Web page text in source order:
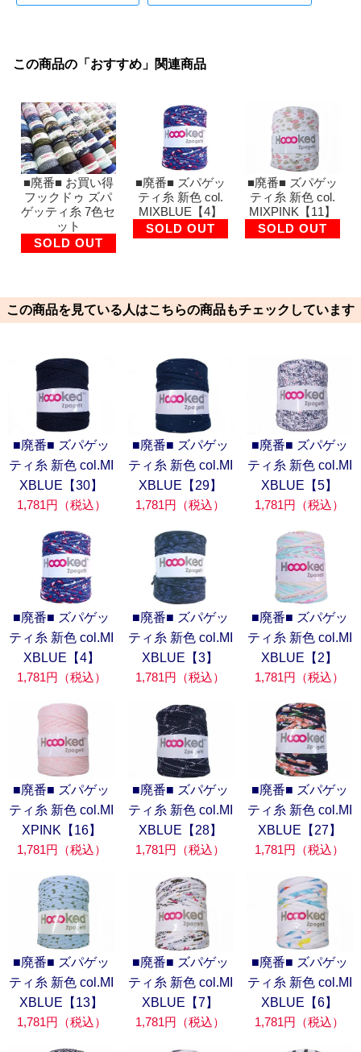
この商品の「おすすめ」関連商品
■廃番■ お買い得
フックドゥ ズパ
ゲッティ糸 7色セ
ット
SOLD OUT
■廃番■ ズパゲッ
ティ糸 新色 col.
MIXBLUE【4】
SOLD OUT
■廃番■ ズパゲッ
ティ糸 新色 col.
MIXPINK【11】
SOLD OUT
この商品を見ている人はこちらの商品もチェックしています
■廃番■ ズパゲッ
ティ糸 新色 col.MI
XBLUE【30】
1,781円（税込）
■廃番■ ズパゲッ
ティ糸 新色 col.MI
XBLUE【29】
1,781円（税込）
■廃番■ ズパゲッ
ティ糸 新色 col.MI
XBLUE【5】
1,781円（税込）
■廃番■ ズパゲッ
ティ糸 新色 col.MI
XBLUE【4】
1,781円（税込）
■廃番■ ズパゲッ
ティ糸 新色 col.MI
XBLUE【3】
1,781円（税込）
■廃番■ ズパゲッ
ティ糸 新色 col.MI
XBLUE【2】
1,781円（税込）
■廃番■ ズパゲッ
ティ糸 新色 col.MI
XPINK【16】
1,781円（税込）
■廃番■ ズパゲッ
ティ糸 新色 col.MI
XBLUE【28】
1,781円（税込）
■廃番■ ズパゲッ
ティ糸 新色 col.MI
XBLUE【27】
1,781円（税込）
■廃番■ ズパゲッ
ティ糸 新色 col.MI
XBLUE【13】
1,781円（税込）
■廃番■ ズパゲッ
ティ糸 新色 col.MI
XBLUE【7】
1,781円（税込）
■廃番■ ズパゲッ
ティ糸 新色 col.MI
XBLUE【6】
1,781円（税込）